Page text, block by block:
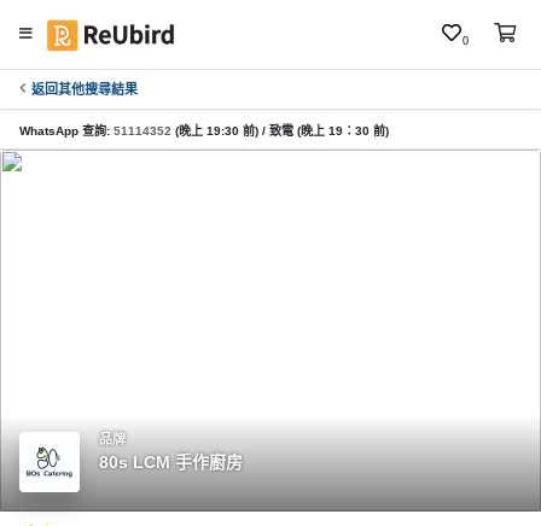
0
返回其他搜尋結果
WhatsApp 查詢: 51114352 (晚上 19:30 前) / 致電 (晚上 19：30 前)
繁
中
E
務
品牌
80s LCM 手作廚房